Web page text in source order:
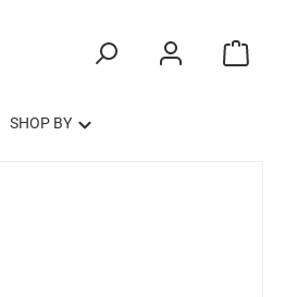
SHOP BY